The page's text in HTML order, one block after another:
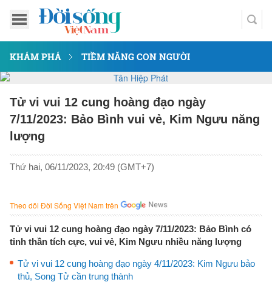
KHÁM PHÁ TIỀM NĂNG CON NGƯỜI
Tử vi vui 12 cung hoàng đạo ngày
7/11/2023: Bảo Bình vui vẻ, Kim Ngưu năng
lượng
Thứ hai, 06/11/2023, 20:49 (GMT+7)
Theo dõi Đời Sống Việt Nam trên
Tử vi vui 12 cung hoàng đạo ngày 7/11/2023: Bảo Bình có
tinh thần tích cực, vui vẻ, Kim Ngưu nhiều năng lượng
Tử vi vui 12 cung hoàng đạo ngày 4/11/2023: Kim Ngưu bảo
thủ, Song Tử cần trung thành